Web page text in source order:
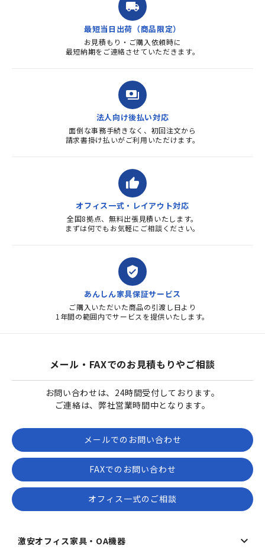
質・使いやすさで満足していま
す。また、リピートするときは
よろしくお...
local_shipping
最短当日出荷（商品限定）
お見積もり・ご購入依頼時に
最短納期をご連絡させていただきます。
payments
法人向け後払い対応
面倒な事務手続きなく、初回注文から
請求書掛け払いがご利用いただけます。
thumb_up
オフィス一式・レイアウト対応
全国8拠点、無料出張見積いたします。
まずは何でもお気軽にご相談ください。
verified_user
あんしん家具保証サービス
ご購入いただいた商品の引渡し日より
1年間の範囲内でサービスを提供いたします。
メール・FAXでのお見積もりやご相談
お問い合わせは、24時間受付しております。
ご連絡は、弊社営業時間中となります。
メールでのお問い合わせ
FAXでのお問い合わせ
オフィス一式のご相談
激安オフィス家具・OA機器